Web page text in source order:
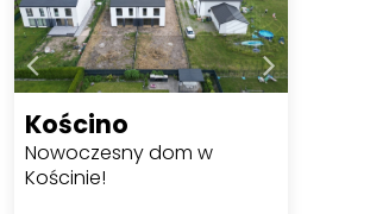
Kościno
Nowoczesny dom w
Kościnie!